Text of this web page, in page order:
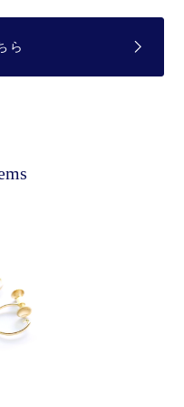
ら